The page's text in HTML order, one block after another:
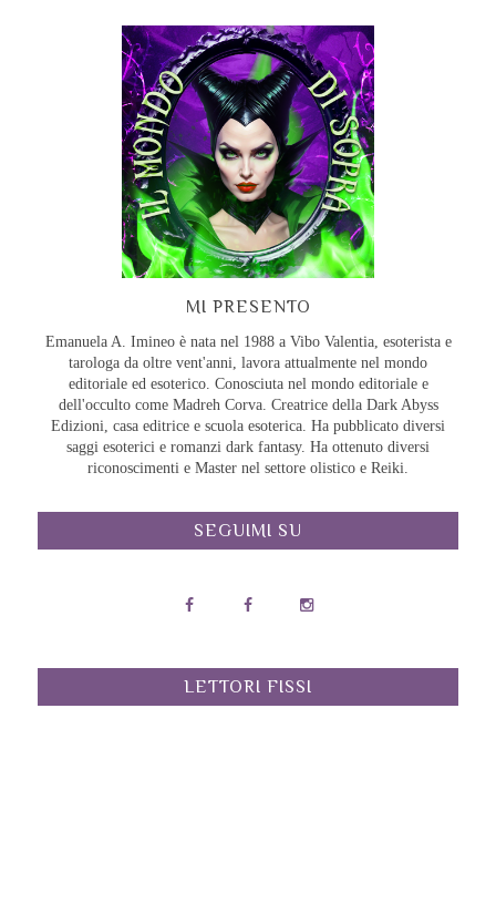
MI PRESENTO
Emanuela A. Imineo è nata nel 1988 a Vibo Valentia, esoterista e
tarologa da oltre vent'anni, lavora attualmente nel mondo
editoriale ed esoterico. Conosciuta nel mondo editoriale e
dell'occulto come Madreh Corva. Creatrice della Dark Abyss
Edizioni, casa editrice e scuola esoterica. Ha pubblicato diversi
saggi esoterici e romanzi dark fantasy. Ha ottenuto diversi
riconoscimenti e Master nel settore olistico e Reiki.
SEGUIMI SU
LETTORI FISSI